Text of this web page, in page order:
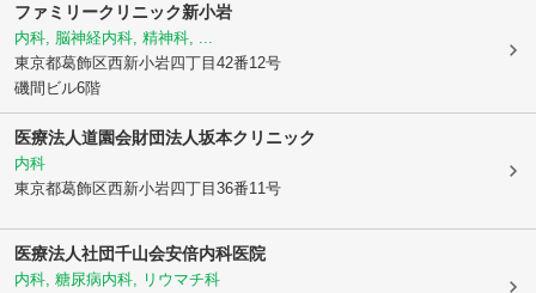
ファミリークリニック新小岩
内科, 脳神経内科, 精神科, ...
東京都葛飾区西新小岩四丁目42番12号
磯間ビル6階
医療法人道園会財団法人坂本クリニック
内科
東京都葛飾区西新小岩四丁目36番11号
医療法人社団千山会安倍内科医院
内科, 糖尿病内科, リウマチ科